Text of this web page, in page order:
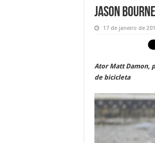
Jason
17 de janeiro de
Ator Matt Damon,
de bicicleta